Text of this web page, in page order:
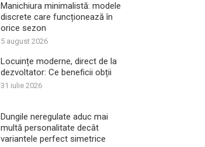
Manichiura minimalistă: modele
discrete care funcționează în
orice sezon
5 august 2026
Locuințe moderne, direct de la
dezvoltator: Ce beneficii obții
31 iulie 2026
Dungile neregulate aduc mai
multă personalitate decât
variantele perfect simetrice